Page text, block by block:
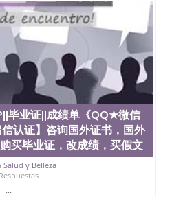
州立大学学历（ San Jose
州立大学学历（San Jose
州立大学学历（San Jose
立大学学历（San Jose
州立大学（San Jose State
学（San Jose State
学（San Jose State
学（San Jose State
学学位证（San Jose State
学学位证（San Jose State
学学位证（San Jose State
学（San Jose State
学（San Jose State
学（San Jose State
学（San Jose State
毕业证||成绩单《QQ★微信
认证】咨询国外证书，国外
买毕业证，改成绩，买假文
Salud y Belleza
...